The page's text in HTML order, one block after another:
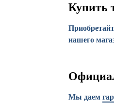
Купить
нашего
Мы даем